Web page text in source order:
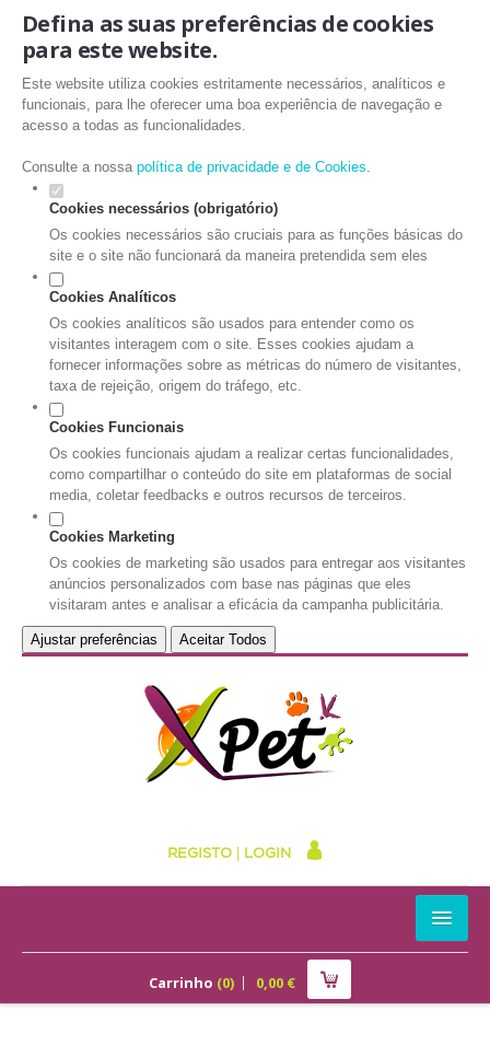
Defina as suas preferências de cookies
para este website.
Este website utiliza cookies estritamente necessários, analíticos e
funcionais, para lhe oferecer uma boa experiência de navegação e
acesso a todas as funcionalidades.
Consulte a nossa política de privacidade e de Cookies.
Cookies necessários (obrigatório)
Os cookies necessários são cruciais para as funções básicas do
site e o site não funcionará da maneira pretendida sem eles
Cookies Analíticos
Os cookies analíticos são usados para entender como os
visitantes interagem com o site. Esses cookies ajudam a
fornecer informações sobre as métricas do número de visitantes,
taxa de rejeição, origem do tráfego, etc.
Cookies Funcionais
Os cookies funcionais ajudam a realizar certas funcionalidades,
como compartilhar o conteúdo do site em plataformas de social
media, coletar feedbacks e outros recursos de terceiros.
Cookies Marketing
Os cookies de marketing são usados para entregar aos visitantes
anúncios personalizados com base nas páginas que eles
visitaram antes e analisar a eficácia da campanha publicitária.
Ajustar preferências Aceitar Todos
REGISTO LOGIN
Carrinho (0) 0,00€